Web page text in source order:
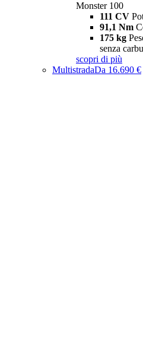
Monster 100
111 CV
91,1 Nm
175 kg
senza
scopri di più
MultistradaDa 16.690 €